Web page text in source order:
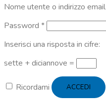
Nome utente o indirizzo email
Password *Richiesto
Inserisci una risposta in cifre:
sette + diciannove =
Ricordami ACCEDI